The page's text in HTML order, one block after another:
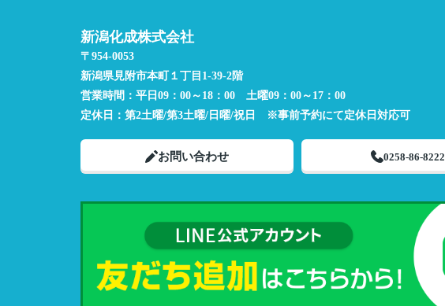
新潟化成株式会社
〒954-0053
新潟県見附市本町１丁目1-39-2階
営業時間： 平日09：00～18：00 土曜09：00～17：00
定休日： 第2土曜/第3土曜/日曜/祝日 ※事前予約にて定休日対応可
お問い合わせ 0258-86-8222